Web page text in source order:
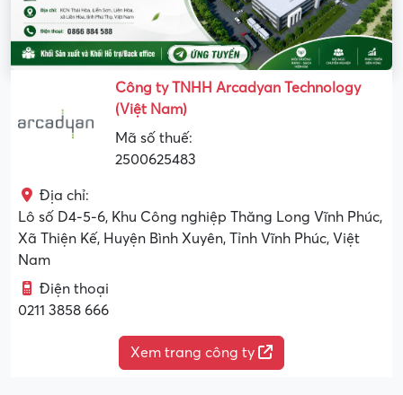
Công ty TNHH Arcadyan Technology
(Việt Nam)
Mã số thuế:
2500625483
Địa chỉ:
Lô số D4-5-6, Khu Công nghiệp Thăng Long Vĩnh Phúc,
Xã Thiện Kế, Huyện Bình Xuyên, Tỉnh Vĩnh Phúc, Việt
Nam
Điện thoại
0211 3858 666
Xem trang công ty